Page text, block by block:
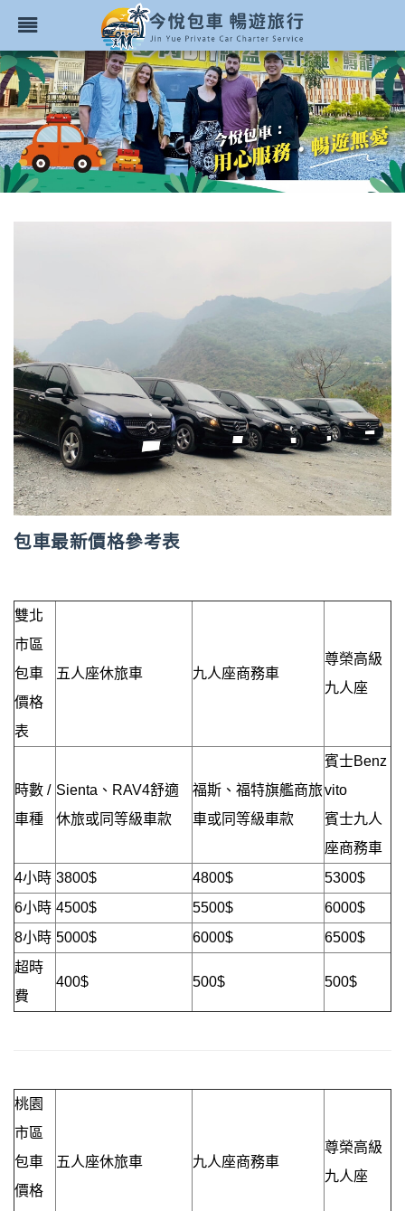
包車最新價格參考表
雙北
市區
包車
價格
表
五人座休旅車 九人座商務車
尊榮高級
九人座
時數 /
車種
Sienta、RAV4舒適
休旅或同等級車款
福斯、福特旗艦商旅
車或同等級車款
賓士Benz
vito
賓士九人
座商務車
4小時 3800$ 4800$
5300$
6小時 4500$ 5500$
6000$
8小時 5000$ 6000$
6500$
超時
費
400$ 500$ 500$
桃園
市區
包車
價格
五人座休旅車 九人座商務車
尊榮高級
九人座